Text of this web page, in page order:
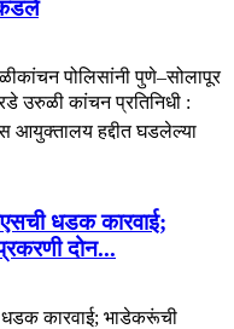
पोलिसांनी पुणे–सोलापूर
उरुळी कांचन प्रतिनिधी :
आयुक्तालय हद्दीत घडलेल्या
धडक कारवाई;
दोन...
धडक कारवाई; भाडेकरूंची